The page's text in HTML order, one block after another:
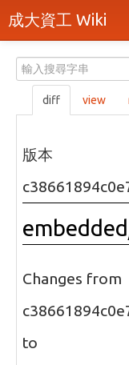
成大資工 Wiki
分類
隨機頁面
最近活動
上傳檔案
頁面原始檔
可列印版本
刪除本頁
登入 / 註冊帳號
diff view
版本
Changes from
to